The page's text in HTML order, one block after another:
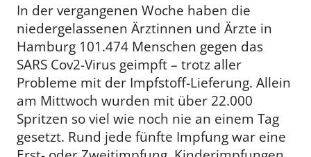
In der vergangenen Woche haben die
niedergelassenen Ärztinnen und Ärzte in
Hamburg 101.474 Menschen gegen das
SARS Cov2-Virus geimpft – trotz aller
Probleme mit der Impfstoff-Lieferung. Allein
am Mittwoch wurden mit über 22.000
Spritzen so viel wie noch nie an einem Tag
gesetzt. Rund jede fünfte Impfung war eine